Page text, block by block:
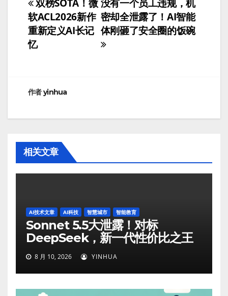
文
章
导
没有一个员工违规，机
密却全泄露了！AI智能
体刚砸了安全圈的饭碗
双榜SOTA！微
软ACL2026新作
重新定义AI长记
忆
作者yinhua
相关文章
AI技术文章 AI科技 智慧城市 智能教育
Sonnet 5.5大泄露！对标
DeepSeek，新一代性价比之王
8 月 10, 2026 YINHUA